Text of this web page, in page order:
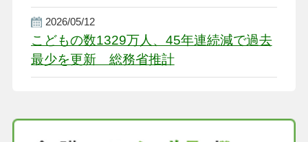
盤整備を促す
2026/05/12
こどもの数1329万人、45年連続減で過去
最少を更新 総務省推計